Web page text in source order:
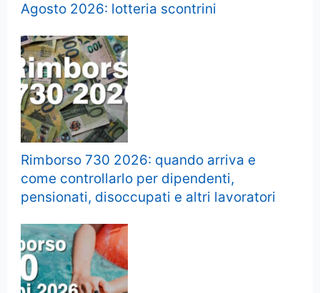
Agosto 2026: lotteria scontrini
Rimborso 730 2026: quando arriva e
come controllarlo per dipendenti,
pensionati, disoccupati e altri lavoratori